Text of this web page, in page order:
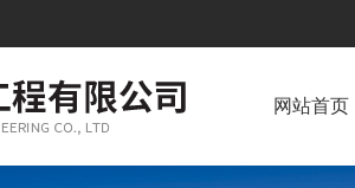
网站首页